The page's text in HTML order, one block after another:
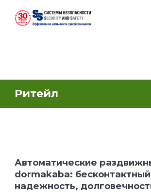
Ритейл
Автоматические
dormakaba:
надежность,